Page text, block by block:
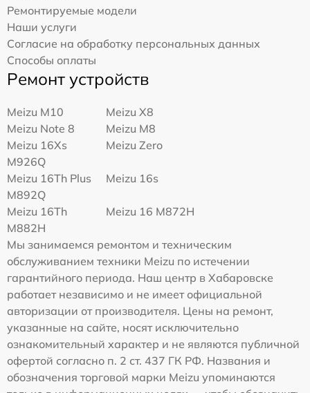
Ремонтируемые модели
Наши услуги
Согласие на обработку персональных данных
Способы оплаты
Ремонт устройств
Meizu M10
Meizu X8
Meizu Note 8
Meizu M8
Meizu 16Xs
M926Q
Meizu Zero
Meizu 16Th Plus
M892Q
Meizu 16s
Meizu 16Th
M882H
Meizu 16 M872H
Мы занимаемся ремонтом и техническим
обслуживанием техники Meizu по истечении
гарантийного периода. Наш центр в Хабаровске
работает независимо и не имеет официальной
авторизации от производителя. Цены на ремонт,
указанные на сайте, носят исключительно
ознакомительный характер и не являются публичной
офертой согласно п. 2 ст. 437 ГК РФ. Названия и
обозначения торговой марки Meizu упоминаются